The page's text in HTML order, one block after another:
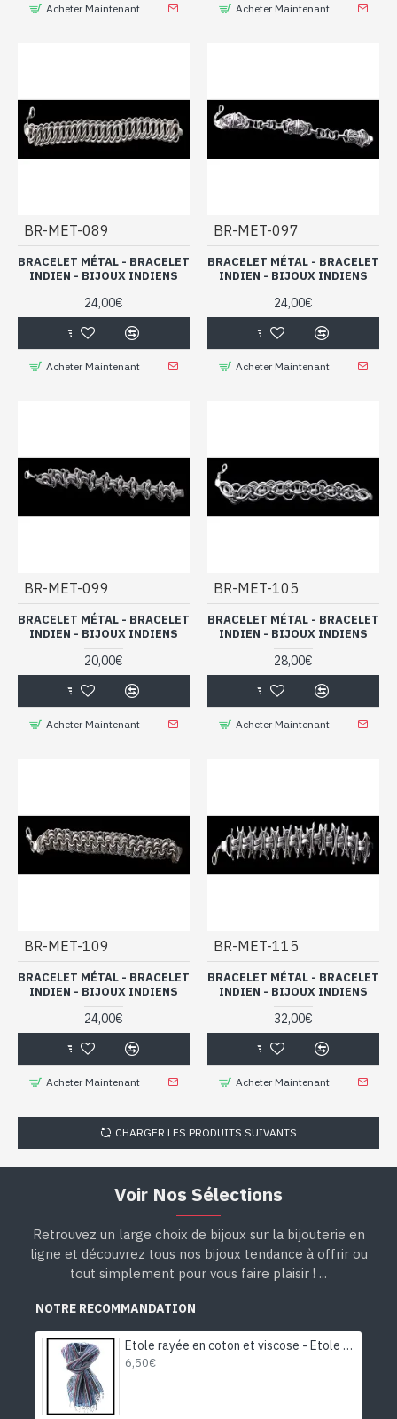
Acheter Maintenant Acheter Maintenant
BR-MET-089
BRACELET MÉTAL - BRACELET
INDIEN - BIJOUX INDIENS
24,00€
Acheter Maintenant
BR-MET-097
BRACELET MÉTAL - BRACELET
INDIEN - BIJOUX INDIENS
24,00€
Acheter Maintenant
BR-MET-099
BRACELET MÉTAL - BRACELET
INDIEN - BIJOUX INDIENS
20,00€
Acheter Maintenant
BR-MET-105
BRACELET MÉTAL - BRACELET
INDIEN - BIJOUX INDIENS
28,00€
Acheter Maintenant
BR-MET-109
BRACELET MÉTAL - BRACELET
INDIEN - BIJOUX INDIENS
24,00€
Acheter Maintenant
BR-MET-115
BRACELET MÉTAL - BRACELET
INDIEN - BIJOUX INDIENS
32,00€
Acheter Maintenant
CHARGER LES PRODUITS SUIVANTS
Voir Nos Sélections
Retrouvez un large choix de bijoux sur la bijouterie en
ligne et découvrez tous nos bijoux tendance à offrir ou
tout simplement pour vous faire plaisir ! ...
NOTRE RECOMMANDATION
Etole rayée en coton et viscose - Etole indienne
6,50€